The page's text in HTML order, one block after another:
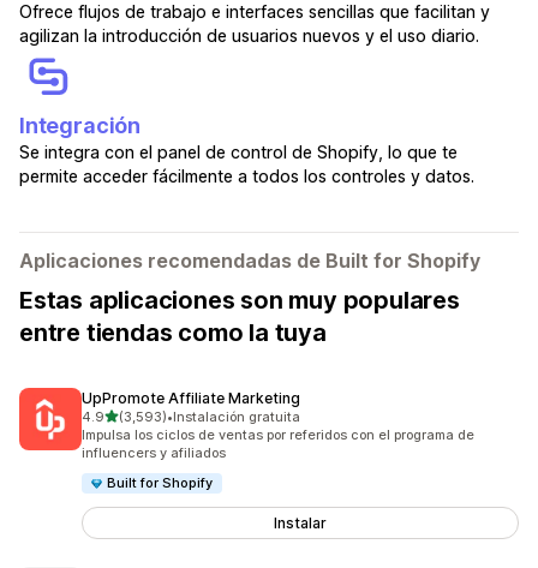
Ofrece flujos de trabajo e interfaces sencillas que facilitan y
agilizan la introducción de usuarios nuevos y el uso diario.
Integración
Se integra con el panel de control de Shopify, lo que te
permite acceder fácilmente a todos los controles y datos.
Aplicaciones recomendadas de Built for Shopify
Estas aplicaciones son muy populares
entre tiendas como la tuya
UpPromote Affiliate Marketing
4.9de 5 estrellas
(3,593)
3593 reseñas en total
•Instalación gratuita
Impulsa los ciclos de ventas por referidos con el programa de
influencers y afiliados
Built for Shopify
Instalar